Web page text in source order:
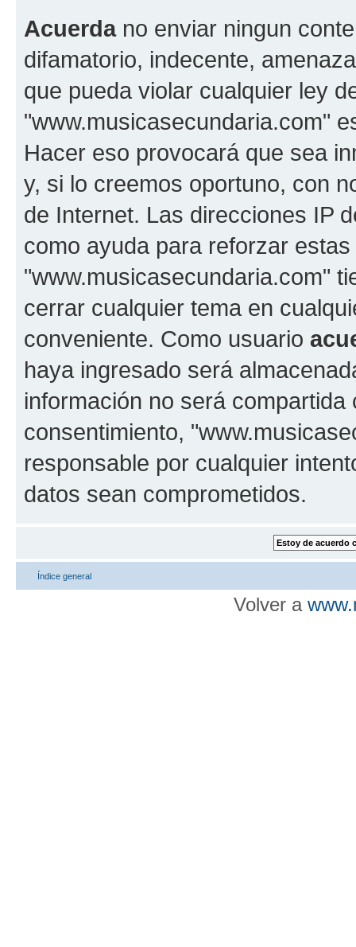
Acuerdano enviar ningun
difamatorio, indecente,
que pueda violar cualquier ley
"www.musicasecundaria.com"
Hacer eso provocará que sea
y, si lo creemos oportuno, con
de Internet. Las direcciones IP
como ayuda para reforzar
"www.musicasecundaria.com"
cerrar cualquier tema en
conveniente. Como usuario
haya ingresado será
información no será
consentimiento,
responsable por cualquier
datos sean comprometidos.
Índice general
Volver a